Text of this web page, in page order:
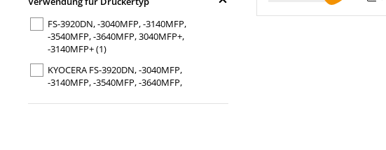
FS-3920DN, -3040MFP, -3140MFP,
-3540MFP, -3640MFP, 3040MFP+,
-3140MFP+(1)
KYOCERA FS-3920DN, -3040MFP,
-3140MFP, -3540MFP, -3640MFP,